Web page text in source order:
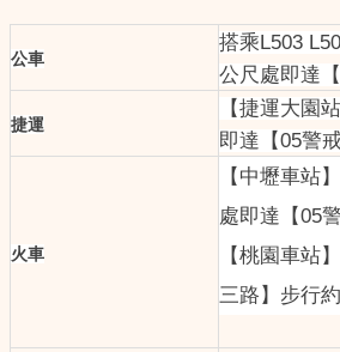
公車
搭乘L503
公尺處即達
捷運
【捷運大園
即達【05警戒
火車
【中壢車站
處即達【05
【桃園車站
三路】步行